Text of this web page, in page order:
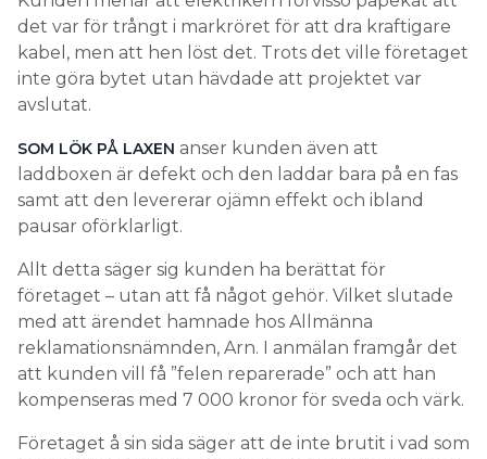
det var för trångt i markröret för att dra kraftigare
kabel, men att hen löst det. Trots det ville företaget
inte göra bytet utan hävdade att projektet var
avslutat.
SOM LÖK PÅ LAXEN anser kunden även att
laddboxen är defekt och den laddar bara på en fas
samt att den levererar ojämn effekt och ibland
pausar oförklarligt.
Allt detta säger sig kunden ha berättat för
företaget – utan att få något gehör. Vilket slutade
med att ärendet hamnade hos Allmänna
reklamationsnämnden, Arn. I anmälan framgår det
att kunden vill få ”felen reparerade” och att han
kompenseras med 7 000 kronor för sveda och värk.
Företaget å sin sida säger att de inte brutit i vad som